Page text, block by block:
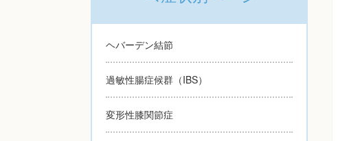
ヘバーデン結節
過敏性腸症候群（IBS）
変形性膝関節症